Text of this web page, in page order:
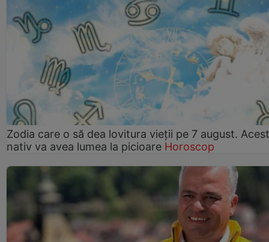
Zodia care o să dea lovitura vieții pe 7 august. Acest
nativ va avea lumea la picioare Horoscop